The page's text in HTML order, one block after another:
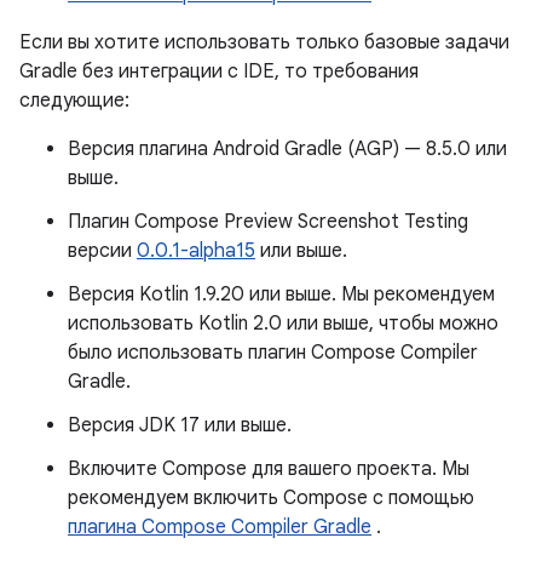
Если вы хотите использовать только базовые задачи
Gradle без интеграции с IDE, то требования
следующие:
Версия плагина Android Gradle (AGP) — 8.5.0 или
выше.
Плагин Compose Preview Screenshot Testing
версии 0.0.1-alpha15 или выше.
Версия Kotlin 1.9.20 или выше. Мы рекомендуем
использовать Kotlin 2.0 или выше, чтобы можно
было использовать плагин Compose Compiler
Gradle.
Версия JDK 17 или выше.
Включите Compose для вашего проекта. Мы
рекомендуем включить Compose с помощью
плагина Compose Compiler Gradle .